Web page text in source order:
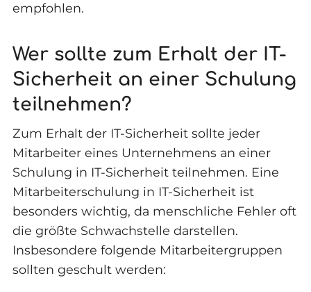
empfohlen.
Wer sollte zum Erhalt der IT-
Sicherheit an einer Schulung
teilnehmen?
Zum Erhalt der IT-Sicherheit sollte jeder
Mitarbeiter eines Unternehmens an einer
Schulung in IT-Sicherheit teilnehmen. Eine
Mitarbeiterschulung in IT-Sicherheit ist
besonders wichtig, da menschliche Fehler oft
die größte Schwachstelle darstellen.
Insbesondere folgende Mitarbeitergruppen
sollten geschult werden: